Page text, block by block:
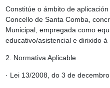
Constitúe o ámbito de
Concello de Santa Comba,
Municipal, empregada como
educativo/asistencial e dirixido
2. Normativa Aplicable
· Lei 13/2008, do 3 de